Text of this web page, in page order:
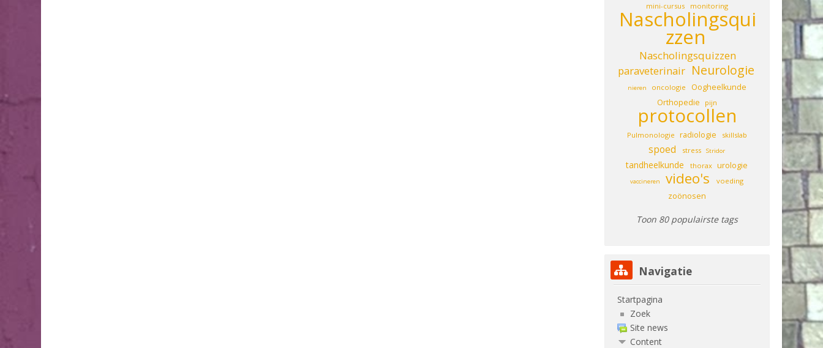
mini-cursus monitoring
Nascholingsqui
zzen
Nascholingsquizzen
paraveterinair Neurologie
nieren oncologie
Oogheelkunde
Orthopedie
pijn
protocollen
Pulmonologie radiologie skillslab
spoed stress Stridor
tandheelkunde thorax urologie
vaccineren video's voeding
zoönosen
Toon 80 populairste tags
Navigatie overslaan
Navigatie
Startpagina
Zoek
Site news
Content